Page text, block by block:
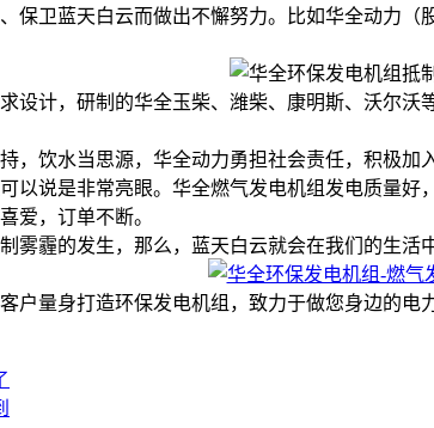
卫蓝天白云而做出不懈努力。比如华全动力（
计，研制的华全玉柴、潍柴、康明斯、沃尔沃
饮水当思源，华全动力勇担社会责任，积极加
说是非常亮眼。华全燃气发电机组发电质量好
爱，订单不断。
霾的发生，那么，蓝天白云就会在我们的生活中
身打造环保发电机组，致力于做您身边的电力